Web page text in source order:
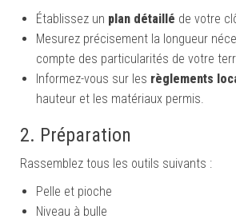
Établissez un plan détaillé de votre
Mesurez précisement la longueur
compte des particularités de votre
Informez-vous sur les règlements
hauteur et les matériaux permis.
2. Préparation
Rassemblez tous les outils suivants :
Pelle et pioche
Niveau à bulle